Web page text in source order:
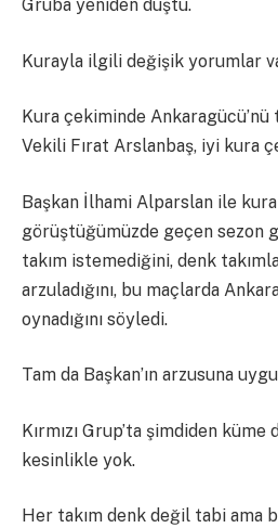
Gruba yeniden düştü.
Kurayla ilgili değişik yorumlar
Kura çekiminde
Vekili Fırat Arslanbaş, iyi kura
Başkan İlhami Alparslan ile
görüştüğümüzde geçen sezon
takım istemediğini, denk
arzuladığını, bu maçlarda
oynadığını söyledi.
Tam da Başkan’ın arzusuna
Kırmızı Grup’ta şimdiden
kesinlikle yok.
Her takım denk değil tabi ama